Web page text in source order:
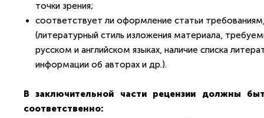
точки зрения;
соответствует ли оформление статьи
(литературный стиль изложения материала,
русском и английском языках, наличие списка
информации об авторах и др.).
В заключительной части рецензии должны
соответственно: